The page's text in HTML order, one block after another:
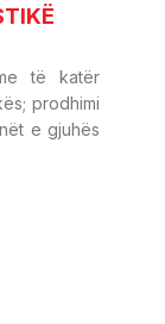
të katër
prodhimi
e gjuhës